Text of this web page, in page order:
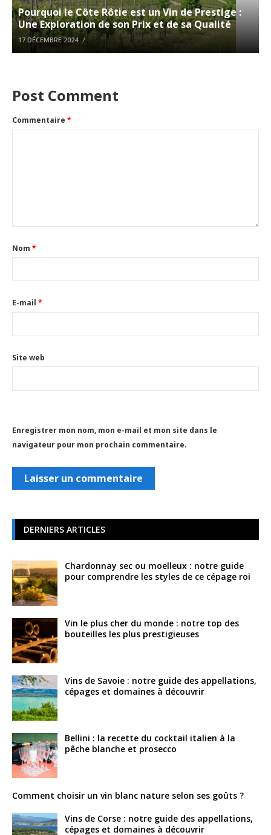
Pourquoi le Côte Rôtie est un Vin de Prestige :
Une Exploration de son Prix et de sa Qualité
17 DÉCEMBRE 2024
Post Comment
Commentaire *
Nom *
E-mail *
Site web
Enregistrer mon nom, mon e-mail et mon site dans le
navigateur pour mon prochain commentaire.
DERNIERS ARTICLES
Chardonnay sec ou moelleux : notre guide
pour comprendre les styles de ce cépage roi
Vin le plus cher du monde : notre top des
bouteilles les plus prestigieuses
Vins de Savoie : notre guide des appellations,
cépages et domaines à découvrir
Bellini : la recette du cocktail italien à la
pêche blanche et prosecco
Comment choisir un vin blanc nature selon ses goûts ?
Vins de Corse : notre guide des appellations,
cépages et domaines à découvrir